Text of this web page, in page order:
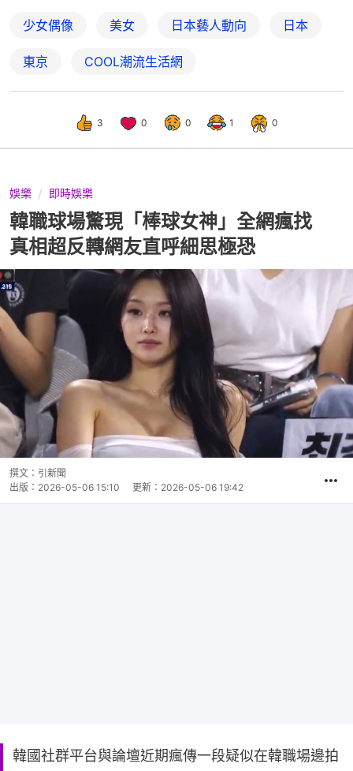
少女偶像 美女 日本藝人動向 日本
東京 COOL潮流生活網
3 0 0 1 0
娛樂 即時娛樂
韓職球場驚現「棒球女神」全網瘋找
真相超反轉網友直呼細思極恐
撰文： 引新聞
出版： 2026-05-06 15:10 更新： 2026-05-06 19:42
韓國社群平台與論壇近期瘋傳一段疑似在韓職場邊拍